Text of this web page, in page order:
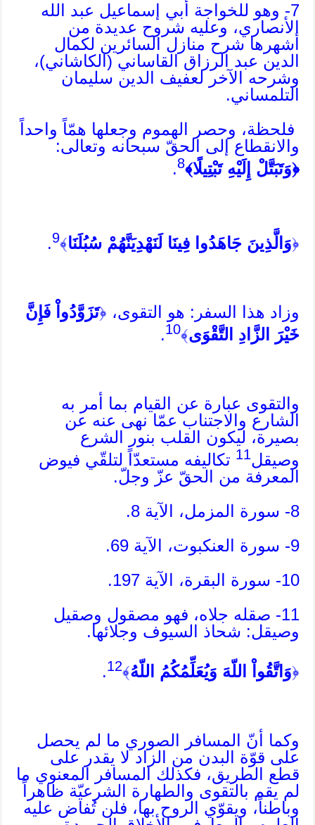
7- وهو للخواجة أبي إسماعيل عبد الله
الأنصاري، وعليه شروح عديدة من
أشهرها شرح منازل السائرين لكمال
الدين عبد الرزاق القاساني (الكاشاني)،
وشرحه الآخر لعفيف الدين سليمان
التلمساني.
فلحظة، وحصر الهموم وجعلها همّاً واحداً
والانقطاع إلى الحقّ سبحانه وتعالى:
﴿وَتَبَتَّلْ إِلَيْهِ تَبْتِيلًا﴾8
.
﴿وَالَّذِينَ جَاهَدُوا فِينَا لَنَهْدِيَنَّهُمْ سُبُلَنَا﴾9
.
وزاد هذا السفر: هو التقوى، ﴿تَزَوَّدُواْ فَإِنَّ
خَيْرَ الزَّادِ التَّقْوَى﴾10
.
والتقوى عبارة عن القيام بما أمر به
الشارع والاجتناب عمّا نهى عنه عن
بصيرة، ليكون القلب بنور الشرع
وصيقل11 تكاليفه مستعدّاً لتلقّي فيوض
المعرفة من الحقّ عزّ وجلّ.
8- سورة المزمل، الآية 8.
9- سورة العنكبوت، الآية 69.
10- سورة البقرة، الآية 197.
11- صقله جلاه، فهو مصقول وصقيل
وصيقل: شحاذ السيوف وجلائها.
﴿وَاتَّقُواْ اللّهَ وَيُعَلِّمُكُمُ اللّهُ﴾12
.
وكما أنّ المسافر الصوري ما لم يحصل
على قوّة البدن من الزاد لا يقدر على
قطع الطريق، فكذلك المسافر المعنوي ما
لم يقم بالتقوى والطهارة الشرعيّة ظاهراً
وباطناً، ويقوّي الروح بها، فلن تُفاض عليه